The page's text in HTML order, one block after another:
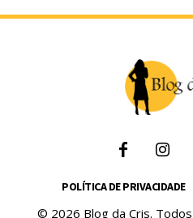
POLÍTICA DE PRIVACIDADE
© 2026 Blog da Cris.